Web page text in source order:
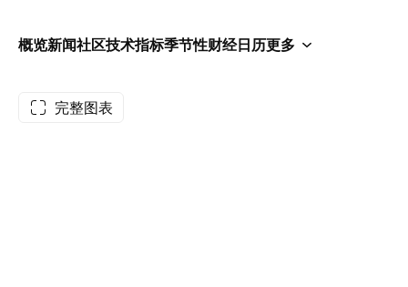
概览新闻社区技术指标季节性财经日历更多
完整图表